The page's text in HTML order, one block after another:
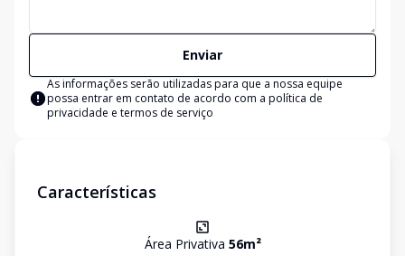
Enviar
As informações serão utilizadas para que a nossa equipe
possa entrar em contato de acordo com a política de
privacidade e termos de serviço
Características
Área Privativa 56m²